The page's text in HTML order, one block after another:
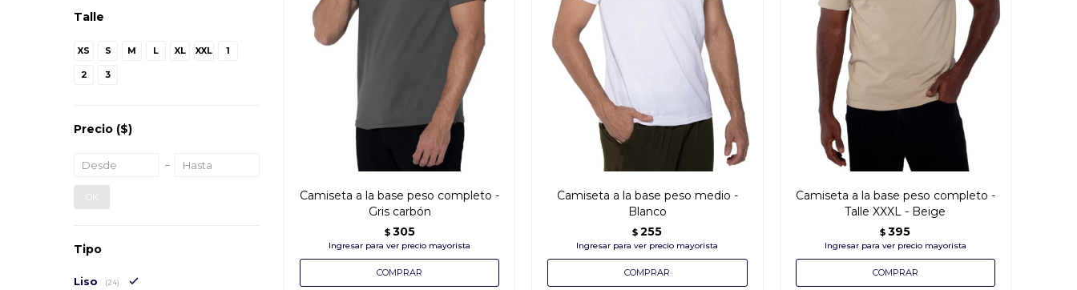
Camiseta a la base peso completo -
Gris carbón
$ 305
Camiseta a la base peso medio -
Blanco
$ 255
Camiseta a la base peso completo -
Talle XXXL - Beige
$ 395
Talle
XS S M L XL XXL 1
2 3
Precio ($)
OK
Tipo
Liso (24)